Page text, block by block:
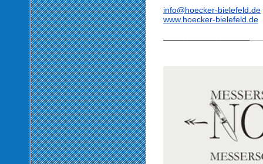
info@hoecker-bielefeld.de
www.hoecker-bielefeld.de